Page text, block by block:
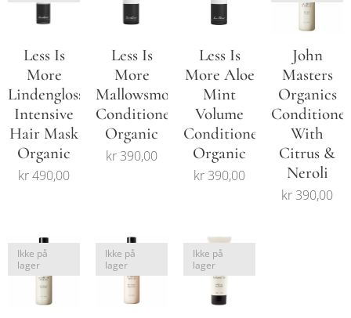
Less Is
More
Lindengloss
Intensive
Hair Mask
Organic
kr490,00
Less Is
More
Mallowsmooth
Conditioner
Organic
kr 390,00
Less Is
More Aloe
Mint
Volume
Conditioner
Organic
kr 390,00
John
Masters
Organics
Conditioner
With
Citrus &
Neroli
kr 390,00
Ikke på
lager
Ikke på
lager
Ikke på
lager